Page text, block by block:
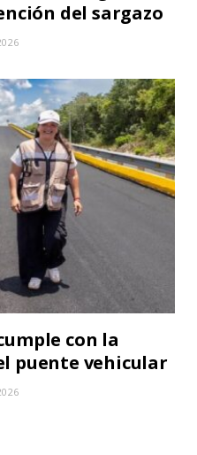
del sargazo
con la
puente vehicular